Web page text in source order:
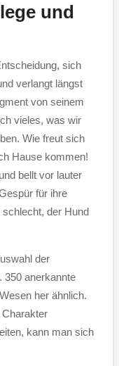
und
sich
verlangt längst
von seinem
vieles, was wir
Wie freut sich
Hause kommen!
bellt vor lauter
für ihre
der Hund
der
350 anerkannte
her ähnlich.
kann man sich